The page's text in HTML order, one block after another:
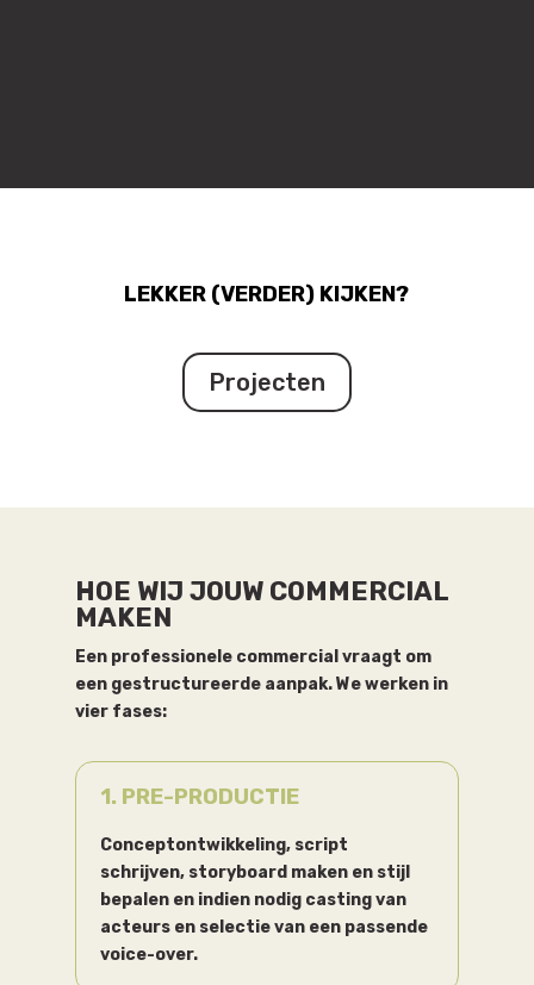
LEKKER (VERDER) KIJKEN?
Projecten
HOE WIJ JOUW COMMERCIAL
MAKEN
Een professionele commercial vraagt om
een gestructureerde aanpak. We werken in
vier fases:
1. PRE-PRODUCTIE
Conceptontwikkeling, script
schrijven, storyboard maken en stijl
bepalen en indien nodig casting van
acteurs en selectie van een passende
voice-over.